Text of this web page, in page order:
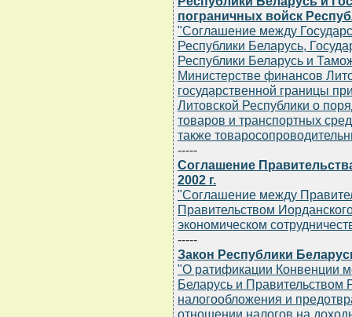
пограничных войск
"Соглашение между
Республики Беларусь,
Республики Беларусь и
Министерстве финансов
государственной границы
Литовской Республики о
товаров и транспортных
также
-----
Соглашение
2002 г.
"Соглашение между
Правительством
экономическом
-----
Закон Республики
"О ратификации Конвенции
Беларусь и Правительством
налогообложения и
отношении налогов на